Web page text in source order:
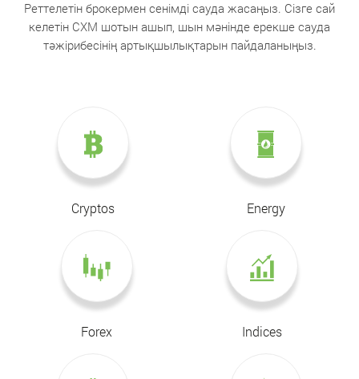
Реттелетін брокермен сенімді сауда жасаңыз. Сізге сай
келетін CXM шотын ашып, шын мәнінде ерекше сауда
тәжірибесінің артықшылықтарын пайдаланыңыз.
Cryptos Energy
Forex Indices